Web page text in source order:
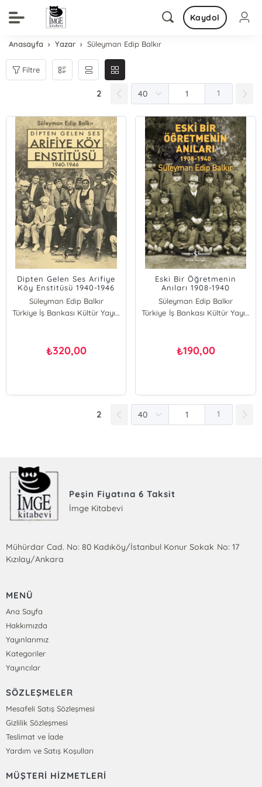
Kaydol
Anasayfa Yazar Süleyman Edip Balkır
Filtre
2 1
Dipten Gelen Ses Arifiye
Köy Enstitüsü 1940-1946
Süleyman Edip Balkır
Türkiye İş Bankası Kültür Yayınları
₺320,00
Eski Bir Öğretmenin
Anıları 1908-1940
Süleyman Edip Balkır
Türkiye İş Bankası Kültür Yayınları
₺190,00
2 1
Peşin Fiyatına 6 Taksit
İmge Kitabevi
Mühürdar Cad. No: 80 Kadıköy/İstanbul Konur Sokak No: 17
Kızılay/Ankara
MENÜ
Ana Sayfa
Hakkımızda
Yayınlarımız
Kategoriler
Yayıncılar
SÖZLEŞMELER
Mesafeli Satış Sözleşmesi
Gizlilik Sözleşmesi
Teslimat ve İade
Yardım ve Satış Koşulları
MÜŞTERİ HİZMETLERİ